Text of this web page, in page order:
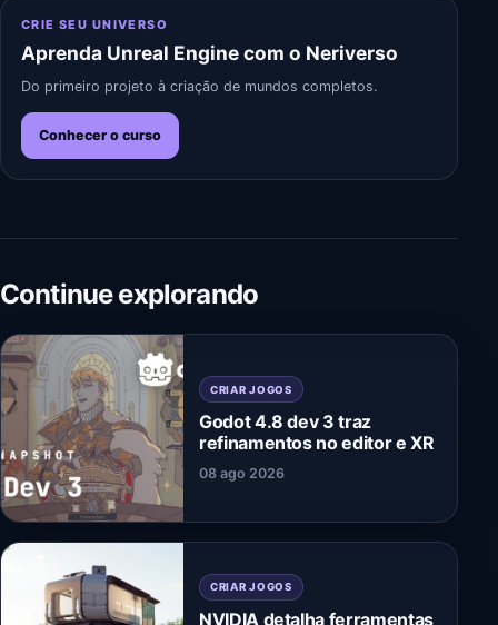
CRIE SEU UNIVERSO
Aprenda Unreal Engine com o Neriverso
Do primeiro projeto à criação de mundos completos.
Conhecer o curso
Continue explorando
CRIAR JOGOS
Godot 4.8 dev 3 traz
refinamentos no editor e XR
08 ago 2026
CRIAR JOGOS
NVIDIA detalha ferramentas